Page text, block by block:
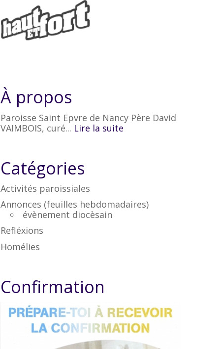
À propos
Paroisse Saint Epvre de Nancy Père David
VAIMBOIS, curé... Lire la suite
Catégories
Activités paroissiales
Annonces (feuilles hebdomadaires)
évènement diocèsain
Refléxions
Homélies
Confirmation